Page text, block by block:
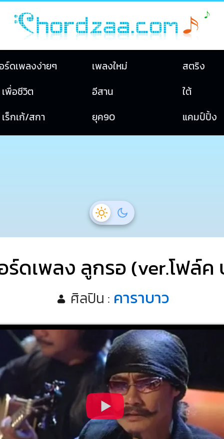
ร์ดเพลงง่ายๆ เพลงใหม่
สตริง
เพื่อชีวิต
อีสาน
ใต้
เร็กเก้/สกา
ยุค90 แคมป์ปิ้ง
ร์ดเพลง ลูกรอ (ver.โฟล์ค
ศิลปิน : คาราบาว